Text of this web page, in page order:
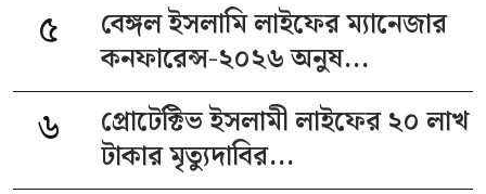
৫
বেঙ্গল ইসলামি লাইফের ম্যানেজার
কনফারেন্স-২০২৬ অনুষ...
৬
প্রোটেক্টিভ ইসলামী লাইফের ২০ লাখ
টাকার মৃত্যুদাবির...